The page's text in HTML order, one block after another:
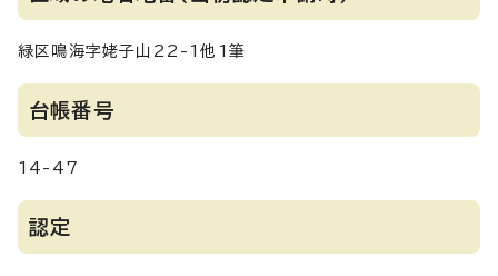
緑区鳴海字姥子山22-1他1筆
台帳番号
14-47
認定